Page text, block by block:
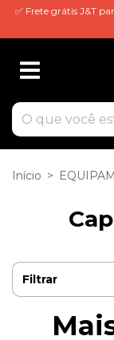
✅ Frete grátis J&T
Início >
Filtrar